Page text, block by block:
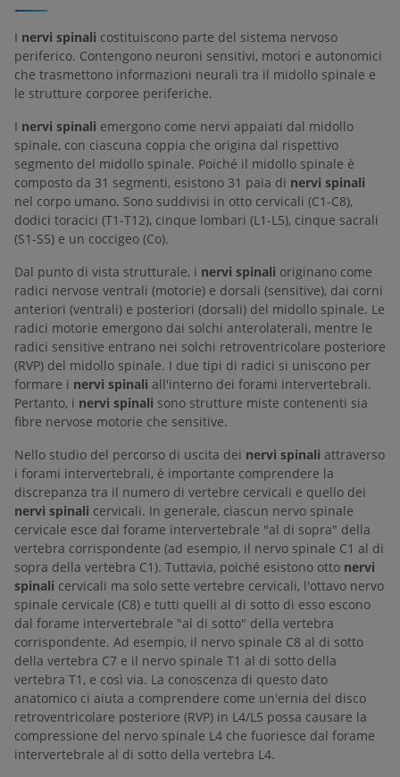
I nervi spinali costituiscono parte del sistema nervoso
periferico. Contengono neuroni sensitivi, motori e autonomici
che trasmettono informazioni neurali tra il midollo spinale e
le strutture corporee periferiche.
I nervi spinali emergono come nervi appaiati dal midollo
spinale, con ciascuna coppia che origina dal rispettivo
segmento del midollo spinale. Poiché il midollo spinale è
composto da 31 segmenti, esistono 31 paia di nervi spinali
nel corpo umano. Sono suddivisi in otto cervicali (C1-C8),
dodici toracici (T1-T12), cinque lombari (L1-L5), cinque sacrali
(S1-S5) e un coccigeo (Co).
Dal punto di vista strutturale, i nervi spinali originano come
radici nervose ventrali (motorie) e dorsali (sensitive), dai corni
anteriori (ventrali) e posteriori (dorsali) del midollo spinale. Le
radici motorie emergono dai solchi anterolaterali, mentre le
radici sensitive entrano nei solchi retroventricolare posteriore
(RVP) del midollo spinale. I due tipi di radici si uniscono per
formare i nervi spinali all'interno dei forami intervertebrali.
Pertanto, i nervi spinali sono strutture miste contenenti sia
fibre nervose motorie che sensitive.
Nello studio del percorso di uscita dei nervi spinali attraverso
i forami intervertebrali, è importante comprendere la
discrepanza tra il numero di vertebre cervicali e quello dei
nervi spinali cervicali. In generale, ciascun nervo spinale
cervicale esce dal forame intervertebrale "al di sopra" della
vertebra corrispondente (ad esempio, il nervo spinale C1 al di
sopra della vertebra C1). Tuttavia, poiché esistono otto nervi
spinali cervicali ma solo sette vertebre cervicali, l'ottavo nervo
spinale cervicale (C8) e tutti quelli al di sotto di esso escono
dal forame intervertebrale "al di sotto" della vertebra
corrispondente. Ad esempio, il nervo spinale C8 al di sotto
della vertebra C7 e il nervo spinale T1 al di sotto della
vertebra T1, e così via. La conoscenza di questo dato
anatomico ci aiuta a comprendere come un'ernia del disco
retroventricolare posteriore (RVP) in L4/L5 possa causare la
compressione del nervo spinale L4 che fuoriesce dal forame
intervertebrale al di sotto della vertebra L4.